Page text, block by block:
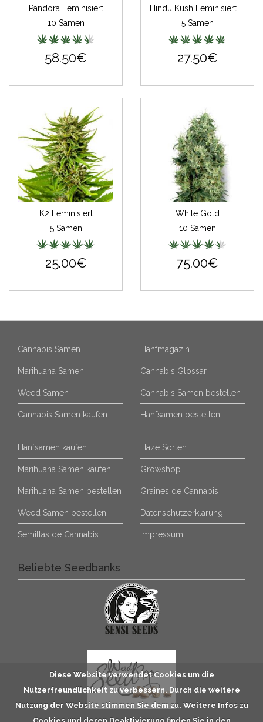
Pandora Feminisiert
10 Samen
58.50€
5 Samen
27.50€
K2 Feminisiert
5 Samen
25.00€
White Gold
10 Samen
75.00€
Cannabis Samen
Marihuana Samen
Weed Samen
Cannabis Samen kaufen
Hanfmagazin
Cannabis Glossar
Cannabis Samen bestellen
Hanfsamen bestellen
Hanfsamen kaufen
Marihuana Samen kaufen
Marihuana Samen bestellen
Weed Samen bestellen
Semillas de Cannabis
Haze Sorten
Growshop
Graines de Cannabis
Datenschutzerklärung
Impressum
Beliebte Seedbanks
Diese Website verwendet Cookies um die
Nutzerfreundlichkeit zu verbessern. Durch die weitere
Nutzung der Website stimmen Sie dem zu. Weitere Infos zu
Cookies und deren Deaktivierung finden Sie in den